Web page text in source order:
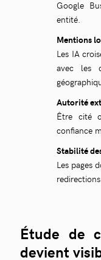
Google
entité.
Mentions
Les IA
avec les
Autorité
Être cité
confiance
Stabilité
Les pages
Étude de
devient